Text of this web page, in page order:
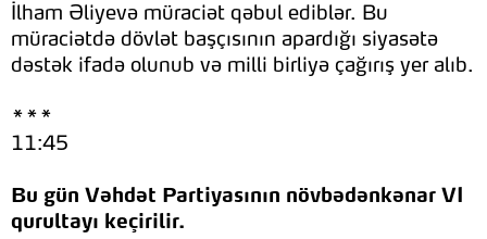
İlham Əliyevə müraciət qəbul ediblər. Bu
müraciətdə dövlət başçısının apardığı siyasətə
dəstək ifadə olunub və milli birliyə çağırış yer alıb.
***
11:45
Bu gün Vəhdət Partiyasının növbədənkənar VI
qurultayı keçirilir.